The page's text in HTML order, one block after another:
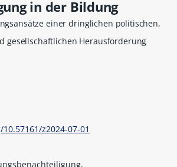
in der Bildung
einer dringlichen politischen,
gesellschaftlichen Herausforderung
z2024-07-01